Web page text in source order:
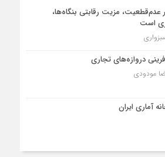
عدم‌قطعیت، مزیت رقابتی بنگاه‌ها،
است
دروازه‌های تجاری
مودودی
آماری ایران